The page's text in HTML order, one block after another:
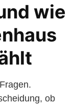
wie
ob